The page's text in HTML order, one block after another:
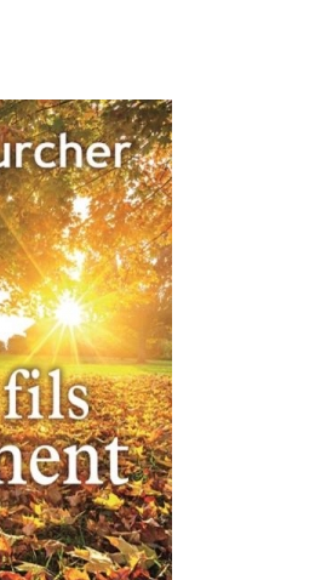
Révolution et XIXe siècle
XXe siècle
Autres civilisations
Thématiques